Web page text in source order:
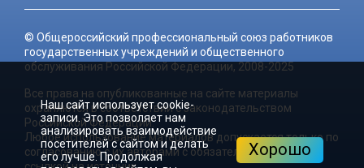
© Общероссийский профессиональный союз работников
государственных учреждений и общественного
обслуживания Российской Федерации, 2008-2025
Все права на опубликованные на сайте материалы
охраняются в соответствии с законодательством
Российской Федерации.
Любое использование материалов допускается только по
согласованию с их авторами с обязательной активной
Наш сайт использует cookie-
записи. Это позволяет нам
анализировать взаимодействие
посетителей с сайтом и делать
его лучше. Продолжая
Хорошо